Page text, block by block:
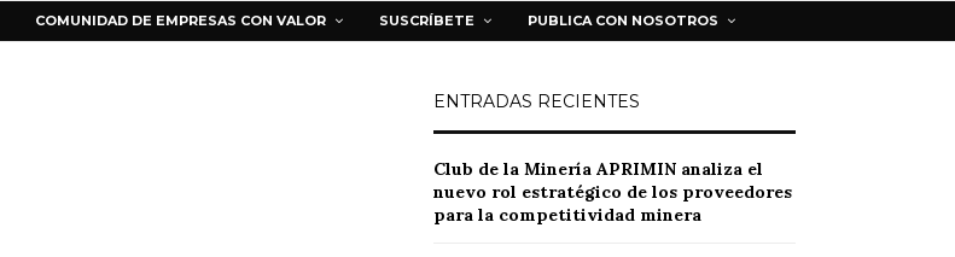
COMUNIDAD DE EMPRESAS CON VALOR SUSCRÍBETE PUBLICA CON NOSOTROS
ENTRADAS RECIENTES
Club de la Minería APRIMIN analiza el
nuevo rol estratégico de los proveedores
para la competitividad minera